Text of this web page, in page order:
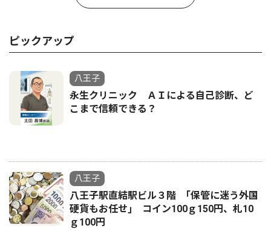
ピックアップ
八王子
永生クリニック ＡＩによる自己診断、ど
こまで信頼できる？
八王子
八王子駅直結駅ビル３階 ｢保管に迷う外国
硬貨もお任せ｣ コイン100ｇ150円、札10
ｇ100円